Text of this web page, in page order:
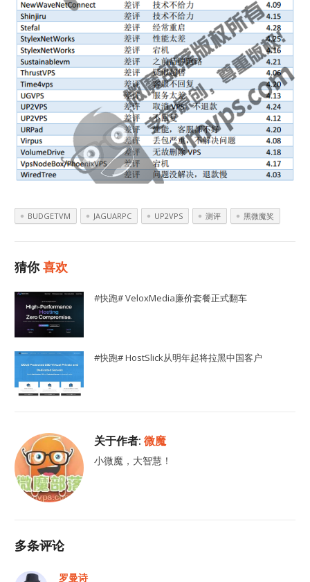
BUDGETVM JAGUARPC UP2VPS 测评 黑微魔奖
猜你喜欢
#快跑# VeloxMedia廉价套餐正式翻车
#快跑# HostSlick从明年起将拉黑中国客户
关于作者:微魔
小微魔，大智慧！
多条评论
罗曼诗